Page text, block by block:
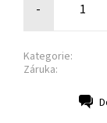
-
Kategorie:
Záruka: